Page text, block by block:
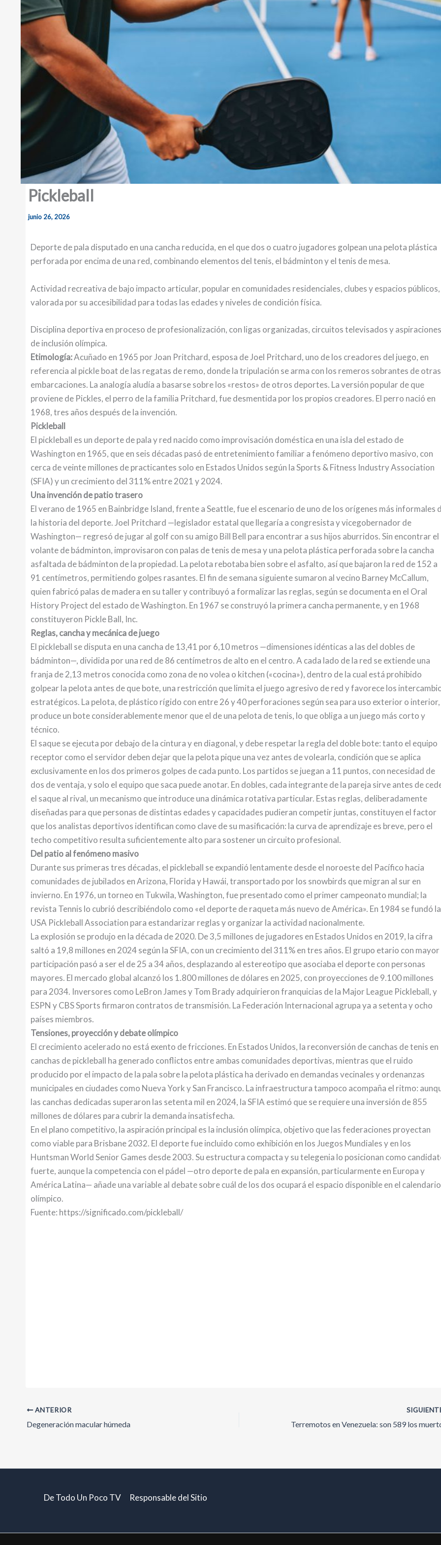
Pickleball
junio 26, 2026
Deporte de pala disputado en una cancha reducida, en el que dos o cuatro jugadores golpean una pelota plástica
perforada por encima de una red, combinando elementos del tenis, el bádminton y el tenis de mesa.
Actividad recreativa de bajo impacto articular, popular en comunidades residenciales, clubes y espacios públicos,
valorada por su accesibilidad para todas las edades y niveles de condición física.
Disciplina deportiva en proceso de profesionalización, con ligas organizadas, circuitos televisados y aspiraciones
de inclusión olímpica.
Etimología:Acuñado en 1965 por Joan Pritchard, esposa de Joel Pritchard, uno de los creadores del juego, en
referencia al pickle boat de las regatas de remo, donde la tripulación se arma con los remeros sobrantes de otras
embarcaciones. La analogía aludía a basarse sobre los «restos» de otros deportes. La versión popular de que
proviene de Pickles, el perro de la familia Pritchard, fue desmentida por los propios creadores. El perro nació en
1968, tres años después de la invención.
Pickleball
El pickleball es un deporte de pala y red nacido como improvisación doméstica en una isla del estado de
Washington en 1965, que en seis décadas pasó de entretenimiento familiar a fenómeno deportivo masivo, con
cerca de veinte millones de practicantes solo en Estados Unidos según la Sports & Fitness Industry Association
(SFIA) y un crecimiento del 311% entre 2021 y 2024.
Una invención de patio trasero
El verano de 1965 en Bainbridge Island, frente a Seattle, fue el escenario de uno de los orígenes más informales
la historia del deporte. Joel Pritchard —legislador estatal que llegaría a congresista y vicegobernador de
Washington— regresó de jugar al golf con su amigo Bill Bell para encontrar a sus hijos aburridos. Sin encontrar el
volante de bádminton, improvisaron con palas de tenis de mesa y una pelota plástica perforada sobre la cancha
asfaltada de bádminton de la propiedad. La pelota rebotaba bien sobre el asfalto, así que bajaron la red de 152 a
91 centímetros, permitiendo golpes rasantes. El fin de semana siguiente sumaron al vecino Barney McCallum,
quien fabricó palas de madera en su taller y contribuyó a formalizar las reglas, según se documenta en el Oral
History Project del estado de Washington. En 1967 se construyó la primera cancha permanente, y en 1968
constituyeron Pickle Ball, Inc.
Reglas, cancha y mecánica de juego
El pickleball se disputa en una cancha de 13,41 por 6,10 metros —dimensiones idénticas a las del dobles de
bádminton—, dividida por una red de 86 centímetros de alto en el centro. A cada lado de la red se extiende una
franja de 2,13 metros conocida como zona de no volea o kitchen («cocina»), dentro de la cual está prohibido
golpear la pelota antes de que bote, una restricción que limita el juego agresivo de red y favorece los
estratégicos. La pelota, de plástico rígido con entre 26 y 40 perforaciones según sea para uso exterior o interior,
produce un bote considerablemente menor que el de una pelota de tenis, lo que obliga a un juego más corto y
técnico.
El saque se ejecuta por debajo de la cintura y en diagonal, y debe respetar la regla del doble bote: tanto el equipo
receptor como el servidor deben dejar que la pelota pique una vez antes de volearla, condición que se aplica
exclusivamente en los dos primeros golpes de cada punto. Los partidos se juegan a 11 puntos, con necesidad de
dos de ventaja, y solo el equipo que saca puede anotar. En dobles, cada integrante de la pareja sirve antes de
el saque al rival, un mecanismo que introduce una dinámica rotativa particular. Estas reglas, deliberadamente
diseñadas para que personas de distintas edades y capacidades pudieran competir juntas, constituyen el factor
que los analistas deportivos identifican como clave de su masificación: la curva de aprendizaje es breve, pero el
techo competitivo resulta suficientemente alto para sostener un circuito profesional.
Del patio al fenómeno masivo
Durante sus primeras tres décadas, el pickleball se expandió lentamente desde el noroeste del Pacífico hacia
comunidades de jubilados en Arizona, Florida y Hawái, transportado por los snowbirds que migran al sur en
invierno. En 1976, un torneo en Tukwila, Washington, fue presentado como el primer campeonato mundial; la
revista Tennis lo cubrió describiéndolo como «el deporte de raqueta más nuevo de América». En 1984 se fundó la
USA Pickleball Association para estandarizar reglas y organizar la actividad nacionalmente.
La explosión se produjo en la década de 2020. De 3,5 millones de jugadores en Estados Unidos en 2019, la cifra
saltó a 19,8 millones en 2024 según la SFIA, con un crecimiento del 311% en tres años. El grupo etario con mayor
participación pasó a ser el de 25 a 34 años, desplazando al estereotipo que asociaba el deporte con personas
mayores. El mercado global alcanzó los 1.800 millones de dólares en 2025, con proyecciones de 9.100 millones
para 2034. Inversores como LeBron James y Tom Brady adquirieron franquicias de la Major League Pickleball, y
ESPN y CBS Sports firmaron contratos de transmisión. La Federación Internacional agrupa ya a setenta y ocho
países miembros.
Tensiones, proyección y debate olímpico
El crecimiento acelerado no está exento de fricciones. En Estados Unidos, la reconversión de canchas de tenis en
canchas de pickleball ha generado conflictos entre ambas comunidades deportivas, mientras que el ruido
producido por el impacto de la pala sobre la pelota plástica ha derivado en demandas vecinales y ordenanzas
municipales en ciudades como Nueva York y San Francisco. La infraestructura tampoco acompaña el ritmo:
las canchas dedicadas superaron las setenta mil en 2024, la SFIA estimó que se requiere una inversión de 855
millones de dólares para cubrir la demanda insatisfecha.
En el plano competitivo, la aspiración principal es la inclusión olímpica, objetivo que las federaciones proyectan
como viable para Brisbane 2032. El deporte fue incluido como exhibición en los Juegos Mundiales y en los
Huntsman World Senior Games desde 2003. Su estructura compacta y su telegenia lo posicionan como
fuerte, aunque la competencia con el pádel —otro deporte de pala en expansión, particularmente en Europa y
América Latina— añade una variable al debate sobre cuál de los dos ocupará el espacio disponible en el calendario
olímpico.
Fuente: https://significado.com/pickleball/
ANTERIOR
Degeneración macular húmeda
De Todo Un Poco TV Responsable del Sitio